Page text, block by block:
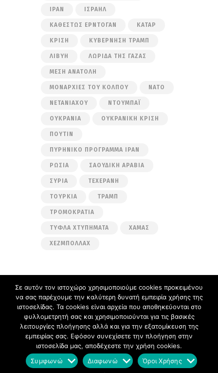
ΙΡΆΝ ΙΣΡΑΉΛ
ΚΑΘΕΣΤΏΣ ΕΡΝΤΟΓΆΝ ΚΑΤΆΡ
ΚΡΊΣΗ ΚΥΒΈΡΝΗΣΗ ΤΡΑΜΠ
ΛΙΒΎΗ ΛΩΡΊΔΑ ΤΗΣ ΓΆΖΑΣ
ΜΈΣΗ ΑΝΑΤΟΛΉ
ΜΟΝΑΡΧΊΕΣ ΤΟΥ ΚΌΛΠΟΥ ΝΑΤΟ
ΝΕΤΑΝΙΆΧΟΥ ΝΤΟΥΜΠΆΙ
ΟΥΚΡΑΝΊΑ ΟΥΚΡΑΝΙΚΉ ΚΡΊΣΗ
ΠΟΎΤΙΝ
ΠΥΡΗΝΙΚΌ ΠΡΌΓΡΑΜΜΑ ΙΡΆΝ
ΡΩΣΊΑ ΣΑΟΥΔΙΚΉ ΑΡΑΒΊΑ
ΣΥΡΊΑ ΤΕΧΕΡΆΝΗ
ΤΟΥΡΚΊΑ ΤΡΑΜΠ
ΤΡΟΜΟΚΡΑΤΊΑ
ΤΥΦΛΆ ΧΤΥΠΉΜΑΤΑ ΧΑΜΆΣ
ΧΕΖΜΠΟΛΛΆΧ
Ακολουθήστε μας στα μέσα κοινωνικής
δικτύωσης
Facebook Twitter
Σπύρος ΠλακούδαςΙστολόγιο © 2026. All
Rights Reserved.
Σε αυτόν τον ιστοχώρο χρησιμοποιούμε cookies προκειμένου
να σας παρέχουμε την καλύτερη δυνατή εμπειρία χρήσης της
ιστοσελίδας. Τα cookies είναι αρχεία που αποθηκεύονται στο
φυλλομετρητή σας και χρησιμοποιούνται για τις βασικές
λειτουργίες πλοήγησης αλλά και για την εξατομίκευση της
εμπειρίας σας. Εφόσον συνεχίσετε την πλοήγηση στην
ιστοσελίδα μας, αποδέχεστε την χρήση cookies.
Συμφωνώ
Διαφωνώ Όροι Χρήσης